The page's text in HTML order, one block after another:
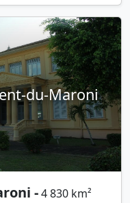
du-Maroni
-4 830 km²